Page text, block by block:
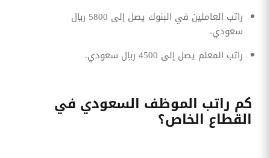
راتب العاملين في البنوك يصل إلى 5800 ريال
سعودي.
راتب المعلم يصل إلى 4500 ريال سعودي.
كم راتب الموظف السعودي في
القطاع الخاص؟